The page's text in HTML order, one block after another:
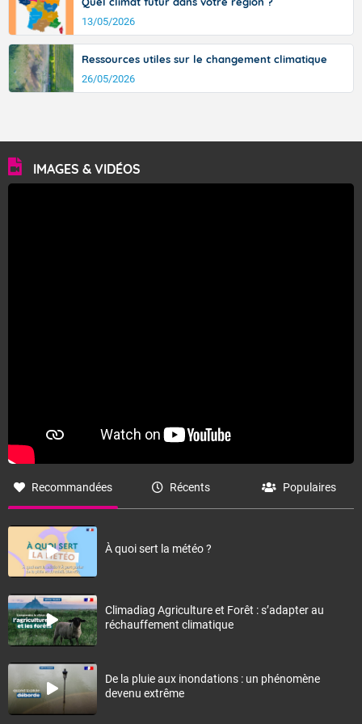
13/05/2026
Ressources utiles sur le changement climatique
26/05/2026
IMAGES & VIDÉOS
Recommandées Récents Populaires
À quoi sert la météo ?
Climadiag Agriculture et Forêt : s’adapter au
réchauffement climatique
De la pluie aux inondations : un phénomène
devenu extrême